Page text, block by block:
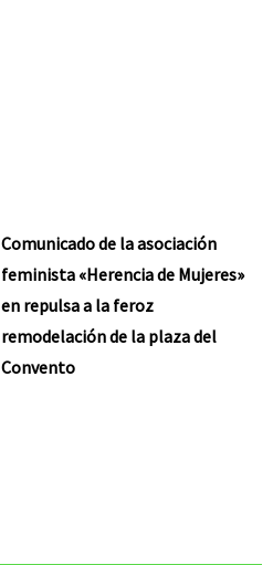
Comunicado de la asociación
feminista «Herencia de Mujeres»
en repulsa a la feroz
remodelación de la plaza del
Convento